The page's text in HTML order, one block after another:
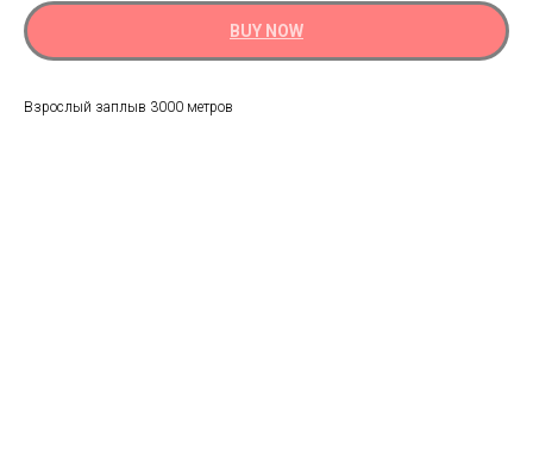
BUY NOW
Взрослый заплыв 3000 метров